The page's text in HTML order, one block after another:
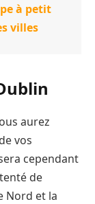
à petit
villes
aurez
vos
cependant
de
Nord et la